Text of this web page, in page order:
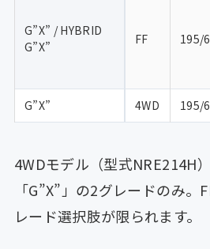
G”X” / HYBRID
G”X”
FF 195/
G”X” 4WD 195/
4WDモデル（型式NRE214H
「G”X”」の2グレードのみ
レード選択肢が限られます。